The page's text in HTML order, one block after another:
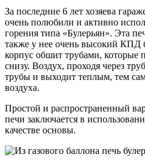
За последние 6 лет хозяева
очень полюбили и активно
горения типа «Булерьян». Эта
также у нее очень высокий КПД
корпус обшит трубами, которые
снизу. Воздух, проходя через
трубы и выходит теплым, тем
воздуха.
Простой и распространенный
печи заключается в
качестве основы.